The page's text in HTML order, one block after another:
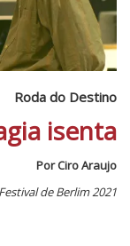
Roda do Destino
isenta
Por Ciro Araujo
Festival de Berlim 2021